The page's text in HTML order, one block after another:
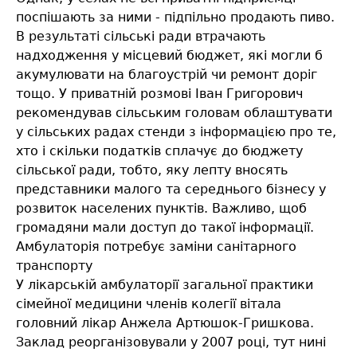
поспішають за ними - підпільно продають пиво.
В результаті сільські ради втрачають
надходження у місцевий бюджет, які могли б
акумулювати на благоустрій чи ремонт доріг
тощо. У приватній розмові Іван Григорович
рекомендував сільським головам облаштувати
у сільських радах стенди з інформацією про те,
хто і скільки податків сплачує до бюджету
сільської ради, тобто, яку лепту вносять
представники малого та середнього бізнесу у
розвиток населених пунктів. Важливо, щоб
громадяни мали доступ до такої інформації.
Амбулаторія потребує заміни санітарного
транспорту
У лікарській амбулаторії загальної практики
сімейної медицини членів колегії вітала
головний лікар Анжела Артюшок-Гришкова.
Заклад реорганізовували у 2007 році, тут нині